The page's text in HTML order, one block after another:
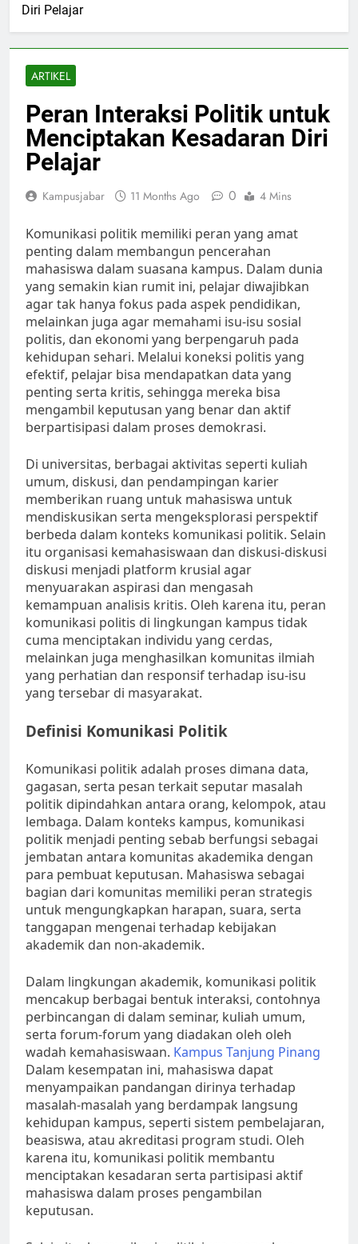
Diri Pelajar
ARTIKEL
Peran Interaksi Politik untuk
Menciptakan Kesadaran Diri
Pelajar
Kampusjabar 11 Months Ago 0 4 Mins
Komunikasi politik memiliki peran yang amat
penting dalam membangun pencerahan
mahasiswa dalam suasana kampus. Dalam dunia
yang semakin kian rumit ini, pelajar diwajibkan
agar tak hanya fokus pada aspek pendidikan,
melainkan juga agar memahami isu-isu sosial
politis, dan ekonomi yang berpengaruh pada
kehidupan sehari. Melalui koneksi politis yang
efektif, pelajar bisa mendapatkan data yang
penting serta kritis, sehingga mereka bisa
mengambil keputusan yang benar dan aktif
berpartisipasi dalam proses demokrasi.
Di universitas, berbagai aktivitas seperti kuliah
umum, diskusi, dan pendampingan karier
memberikan ruang untuk mahasiswa untuk
mendiskusikan serta mengeksplorasi perspektif
berbeda dalam konteks komunikasi politik. Selain
itu organisasi kemahasiswaan dan diskusi-diskusi
diskusi menjadi platform krusial agar
menyuarakan aspirasi dan mengasah
kemampuan analisis kritis. Oleh karena itu, peran
komunikasi politis di lingkungan kampus tidak
cuma menciptakan individu yang cerdas,
melainkan juga menghasilkan komunitas ilmiah
yang perhatian dan responsif terhadap isu-isu
yang tersebar di masyarakat.
Definisi Komunikasi Politik
Komunikasi politik adalah proses dimana data,
gagasan, serta pesan terkait seputar masalah
politik dipindahkan antara orang, kelompok, atau
lembaga. Dalam konteks kampus, komunikasi
politik menjadi penting sebab berfungsi sebagai
jembatan antara komunitas akademika dengan
para pembuat keputusan. Mahasiswa sebagai
bagian dari komunitas memiliki peran strategis
untuk mengungkapkan harapan, suara, serta
tanggapan mengenai terhadap kebijakan
akademik dan non-akademik.
Dalam lingkungan akademik, komunikasi politik
mencakup berbagai bentuk interaksi, contohnya
perbincangan di dalam seminar, kuliah umum,
serta forum-forum yang diadakan oleh oleh
wadah kemahasiswaan. Kampus Tanjung Pinang
Dalam kesempatan ini, mahasiswa dapat
menyampaikan pandangan dirinya terhadap
masalah-masalah yang berdampak langsung
kehidupan kampus, seperti sistem pembelajaran,
beasiswa, atau akreditasi program studi. Oleh
karena itu, komunikasi politik membantu
menciptakan kesadaran serta partisipasi aktif
mahasiswa dalam proses pengambilan
keputusan.